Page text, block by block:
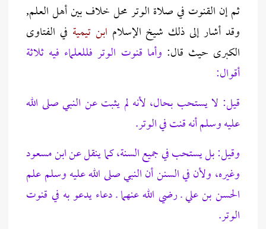
ثم إن القنوت في صلاة الوتر محل خلاف بين أهل العلم,
وقد أشار إلى ذلك شيخ الإسلام ابن تيمية في الفتاوى
الكبرى حيث قال: وأما قنوت الوتر فللعلماء فيه ثلاثة
أقوال:
قيل: لا يستحب بحال، لأنه لم يثبت عن النبي صلى الله
عليه وسلم أنه قنت في الوتر.
وقيل: بل يستحب في جميع السنة، كما ينقل عن ابن مسعود
وغيره، ولأن في السنن أن النبي صلى الله عليه وسلم علم
الحسن بن علي ـ رضي الله عنهما ـ دعاء يدعو به في قنوت
الوتر.